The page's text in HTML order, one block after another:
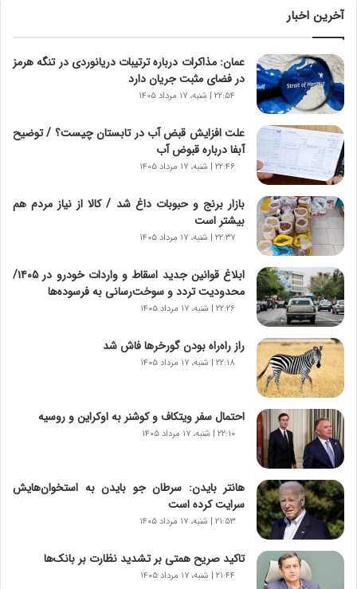
ن
ه
ا
ی
ر
ا
ن‌
خ
و
د
ر
و
ر
و
ش
ن
ا
س
ت
|
ر
ن
ا
م
ه
ج
د
ی
د
ا
ر
آخرین اخبار
عمان: مذاکرات درباره ترتیبات دریانوردی در تنگه هرمز
در فضای مثبت جریان دارد
۲۲:۵۴ | شنبه، ۱۷ مرداد ۱۴۰۵
علت افزایش قبض آب در تابستان چیست؟ / توضیح
آبفا درباره قبوض آب
۲۲:۴۶ | شنبه، ۱۷ مرداد ۱۴۰۵
بازار برنج و حبوبات داغ شد / کالا از نیاز مردم هم
بیشتر است
۲۲:۳۷ | شنبه، ۱۷ مرداد ۱۴۰۵
ابلاغ قوانین جدید اسقاط و واردات خودرو در ۱۴۰۵/
محدودیت تردد و سوخت‌رسانی به فرسوده‌ها
۲۲:۲۶ | شنبه، ۱۷ مرداد ۱۴۰۵
راز راه‌راه بودن گورخرها فاش شد
۲۲:۱۸ | شنبه، ۱۷ مرداد ۱۴۰۵
احتمال سفر ویتکاف و کوشنر به اوکراین و روسیه
۲۲:۱۰ | شنبه، ۱۷ مرداد ۱۴۰۵
هانتر بایدن: سرطان جو بایدن به استخوان‌هایش
سرایت کرده است
۲۱:۵۳ | شنبه، ۱۷ مرداد ۱۴۰۵
تاکید صریح همتی بر تشدید نظارت بر بانک‌ها
۲۱:۴۴ | شنبه، ۱۷ مرداد ۱۴۰۵